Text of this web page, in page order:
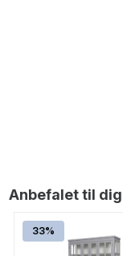
Anbefalet til dig
33%